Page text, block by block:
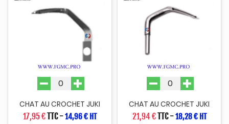
CHAT AU CROCHET JUKI
17,95 €TTC-14,96 € HT
CHAT AU CROCHET JUKI
21,94 €TTC-18,28 € HT